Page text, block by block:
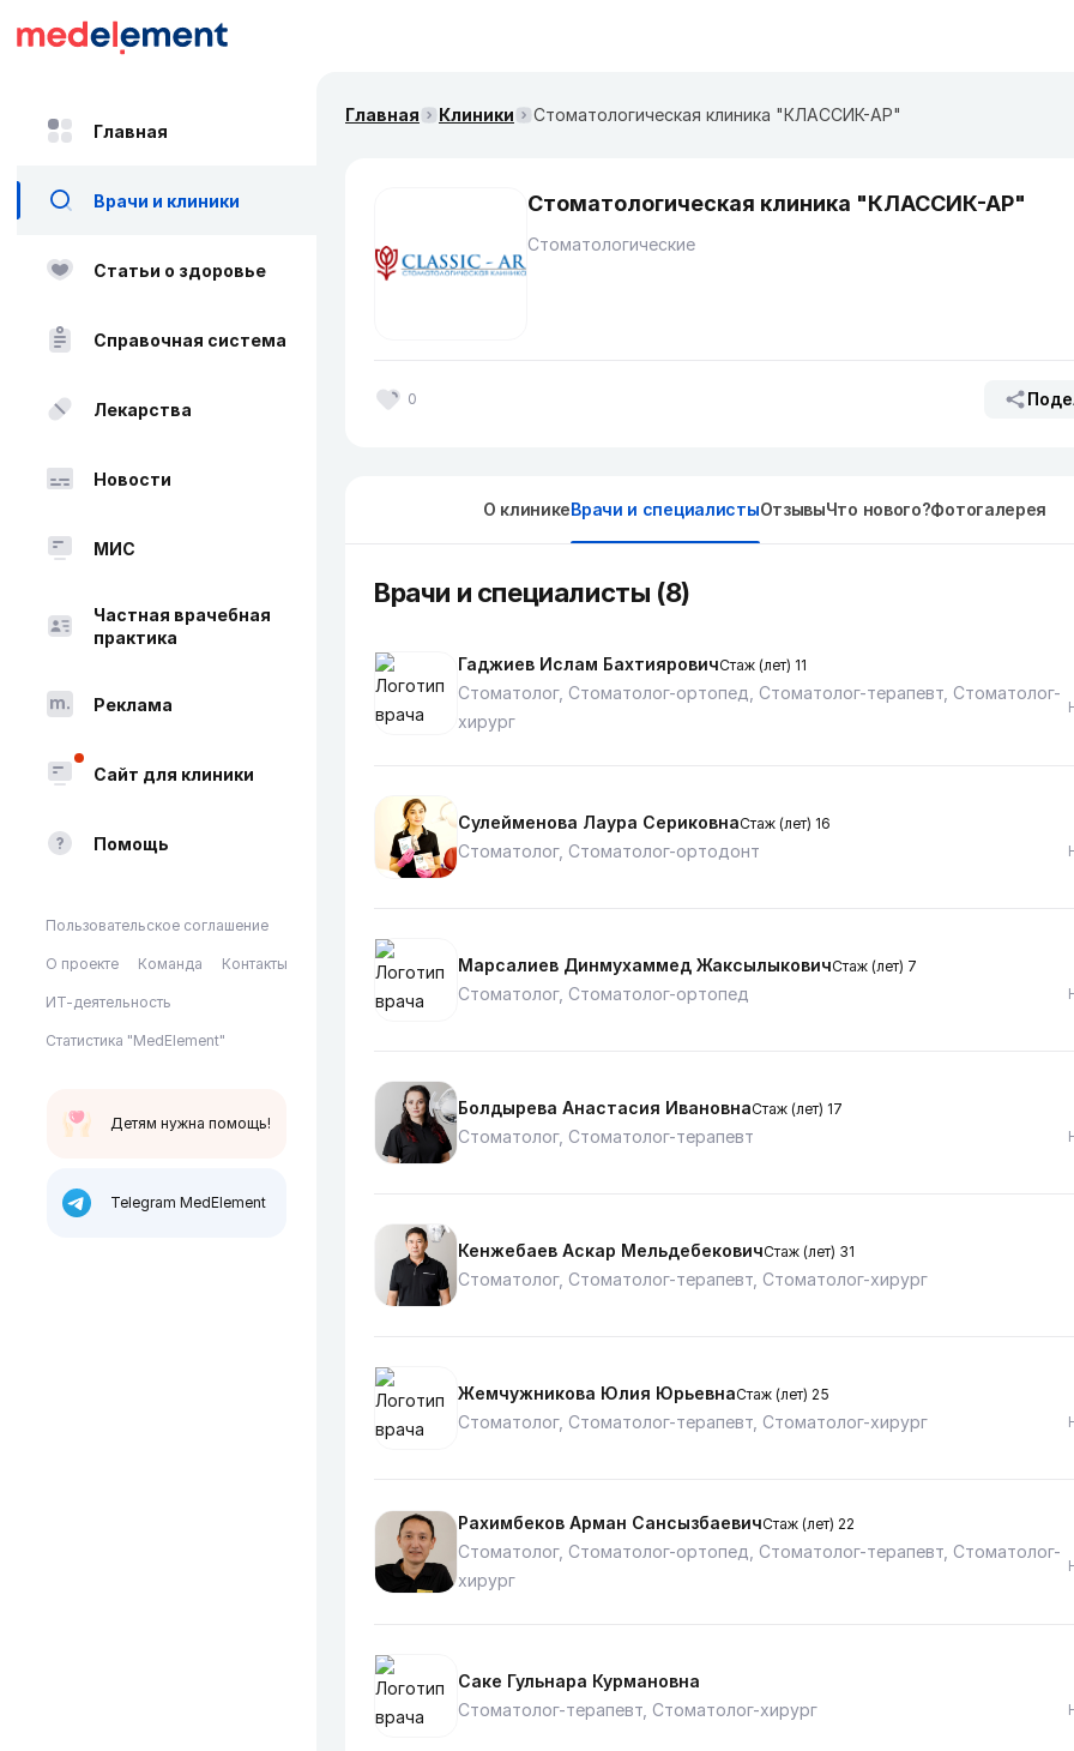
Главная
Врачи и клиники
Статьи о здоровье
Справочная система
Лекарства
Новости
МИС
Частная врачебная
практика
Реклама
Сайт для клиники
Помощь
Пользовательское соглашение
О проекте Команда Контакты
ИТ-деятельность
Статистика "MedElement"
Детям нужна помощь!
Telegram MedElement
Главная Клиники Стоматологическая клиника "КЛАССИК-АР"
Стоматологическая клиника "КЛАССИК-АР"
Стоматологические
0
О клиникеВрачи и специалистыОтзывыЧто нового?Фотогалерея
Врачи и специалисты (8)
Гаджиев Ислам БахтияровичСтаж (лет) 11
Стоматолог, Стоматолог-ортопед, Стоматолог-терапевт, Стоматолог-
хирург
Сулейменова Лаура СериковнаСтаж (лет) 16
Стоматолог, Стоматолог-ортодонт
Марсалиев Динмухаммед ЖаксылыковичСтаж (лет) 7
Стоматолог, Стоматолог-ортопед
Болдырева Анастасия ИвановнаСтаж (лет) 17
Стоматолог, Стоматолог-терапевт
Кенжебаев Аскар МельдебековичСтаж (лет) 31
Стоматолог, Стоматолог-терапевт, Стоматолог-хирург
Жемчужникова Юлия ЮрьевнаСтаж (лет) 25
Стоматолог, Стоматолог-терапевт, Стоматолог-хирург
Рахимбеков Арман СансызбаевичСтаж (лет) 22
Стоматолог, Стоматолог-ортопед, Стоматолог-терапевт, Стоматолог-
хирург
Саке Гульнара Курмановна
Стоматолог-терапевт, Стоматолог-хирург